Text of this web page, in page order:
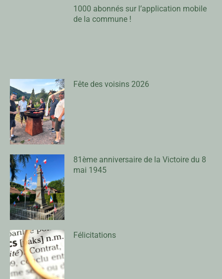
1000 abonnés sur l’application mobile
de la commune !
Fête des voisins 2026
81ème anniversaire de la Victoire du 8
mai 1945
Félicitations